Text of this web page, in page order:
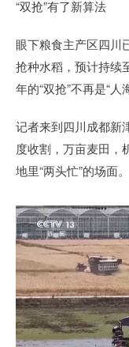
“双抢”有了新算法
眼下粮食主产区四川
抢种水稻，预计持续
年的“双抢”不再是“人
记者来到四川成都新
度收割，万亩麦田，
地里“两头忙”的场面。